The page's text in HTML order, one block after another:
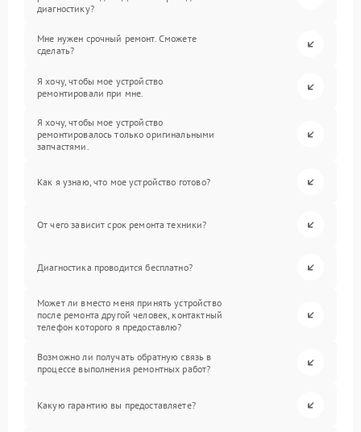
диагностику?
Мне нужен срочный ремонт. Сможете
сделать?
Я хочу, чтобы мое устройство
ремонтировали при мне.
Я хочу, чтобы мое устройство
ремонтировалось только оригинальными
запчастями.
Как я узнаю, что мое устройство готово?
От чего зависит срок ремонта техники?
Диагностика проводится бесплатно?
Может ли вместо меня принять устройство
после ремонта другой человек, контактный
телефон которого я предоставлю?
Возможно ли получать обратную связь в
процессе выполнения ремонтных работ?
Какую гарантию вы предоставляете?